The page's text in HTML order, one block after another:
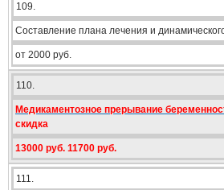
109.
Составление плана лечения и
от 2000 руб.
110.
Медикаментозное прерывание
скидка
13000 руб. 11700 руб.
111.